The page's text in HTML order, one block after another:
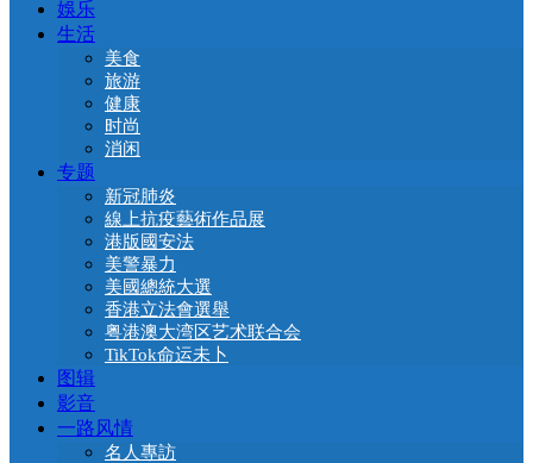
娛乐
生活
美食
旅游
健康
时尚
消闲
专题
新冠肺炎
線上抗疫藝術作品展
港版國安法
美警暴力
美國總統大選
香港立法會選舉
粤港澳大湾区艺术联合会
TikTok命运未卜
图辑
影音
一路风情
名人專訪